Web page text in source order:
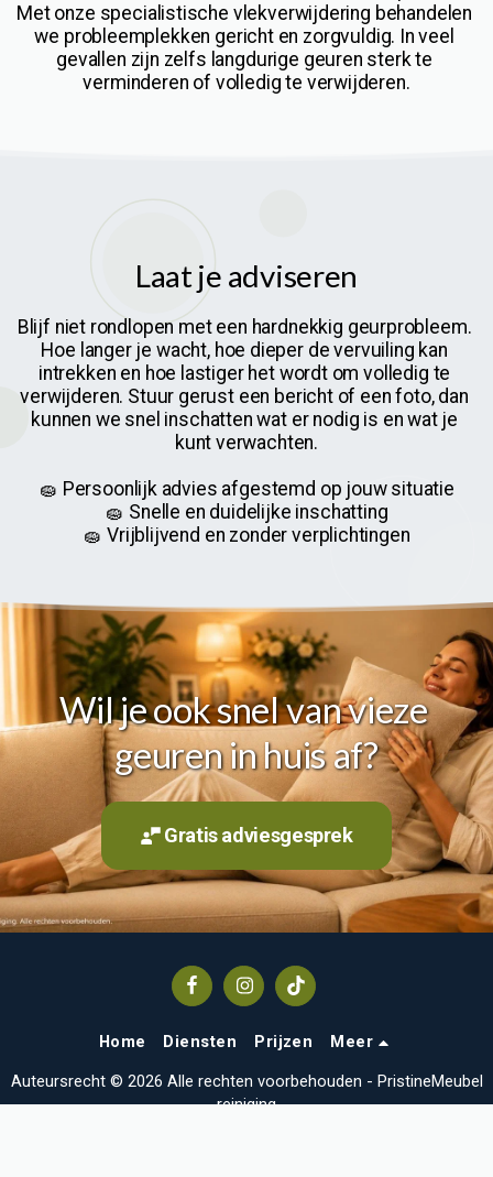
Met onze specialistische vlekverwijdering behandelen
we probleemplekken gericht en zorgvuldig. In veel
gevallen zijn zelfs langdurige geuren sterk te
verminderen of volledig te verwijderen.
Laat je adviseren
Blijf niet rondlopen met een hardnekkig geurprobleem.
Hoe langer je wacht, hoe dieper de vervuiling kan
intrekken en hoe lastiger het wordt om volledig te
verwijderen. Stuur gerust een bericht of een foto, dan
kunnen we snel inschatten wat er nodig is en wat je
kunt verwachten.
🧽 Persoonlijk advies afgestemd op jouw situatie
🧽 Snelle en duidelijke inschatting
🧽 Vrijblijvend en zonder verplichtingen
Wil je ook snel van vieze
geuren in huis af?
Gratis adviesgesprek
Home Diensten Prijzen
Meer
Auteursrecht © 2026 Alle rechten voorbehouden - PristineMeubel
reiniging